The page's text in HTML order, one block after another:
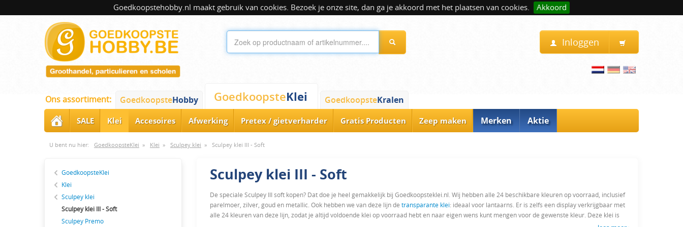
Goedkoopstehobby.nl maakt gebruik van cookies. Bezoek je onze site, dan ga je akkoord met het plaatsen van cookies. Akkoord
Inloggen
Ons assortiment: GoedkoopsteHobby GoedkoopsteKlei GoedkoopsteKralen
SALE Klei Accesoires Afwerking Pretex / gietverharder Gratis Producten Zeep maken Merken Aktie
U bent nu hier: GoedkoopsteKlei » Klei » Sculpey klei » Sculpey klei III - Soft
GoedkoopsteKlei
Klei
Sculpey klei
Sculpey klei III - Soft
Sculpey Premo
Sculpey klei III - Soft
De speciale Sculpey III soft kopen? Dat doe je heel gemakkelijk bij Goedkoopsteklei.nl. Wij hebben alle 24 beschikbare kleuren op voorraad, inclusief
parelmoer, zilver, goud en metallic. Ook hebben we van deze lijn detransparante klei: ideaal voor lantaarns. Er is zelfs een display verkrijgbaar met
alle 24 kleuren van deze lijn, zodat je altijd voldoende klei op voorraad hebt en naar eigen wens kunt mengen voor de gewenste kleur. Deze klei is